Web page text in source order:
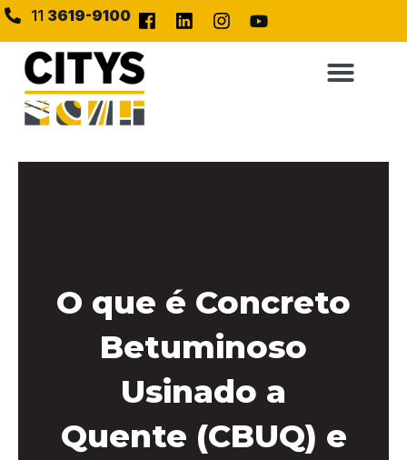
11 3619-9100
O que é Concreto
Betuminoso
Usinado a
Quente (CBUQ) e